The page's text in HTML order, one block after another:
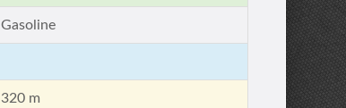
Gasoline
320 m